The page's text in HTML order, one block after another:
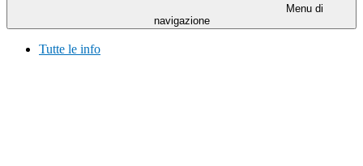
Menu di
navigazione
Tutte le info